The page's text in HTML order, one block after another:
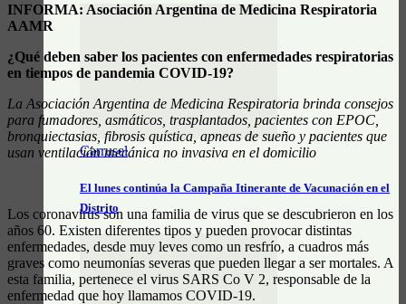
Carrusel
El lunes continúa la Campaña Itinerante de Vacunación en el
Distrito
INFORMA: Asociación Argentina de Medicina Respiratoria
AAMR
¿Qué deben saber los pacientes con enfermedades respiratorias
en tiempos de pandemia COVID-19?
La Asociación Argentina de Medicina Respiratoria brinda consejos
para fumadores, asmáticos, trasplantados, pacientes con EPOC,
bronquiectasias, fibrosis quística, apneas de sueño y pacientes que
usan ventilación mecánica no invasiva en el domicilio
Los coronavirus son una familia de virus que se descubrieron en los
años 60. Existen diferentes tipos y pueden provocar distintas
enfermedades, desde muy leves como un resfrío, a cuadros más
graves como neumonías severas que pueden llegar a ser mortales. A
esta familia, pertenece el virus SARS Co V 2, responsable de la
enfermedad que hoy llamamos COVID-19.